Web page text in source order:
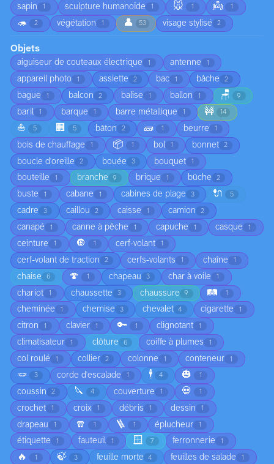
sapin 1 sculpture humanoïde 1 🐭 1 👼 1
🦔 2 végétation 1 👤 53 visage stylisé 2
Objets
aiguiseur de couteaux électrique 1 antenne 1
appareil photo 1 assiette 2 bac 1 bâche 2
bague 1 balcon 2 balise 1 ballon 1 🪑 9
baril 1 barque 1 barre métallique 1 🚧 14
⛵ 5 🏢 5 bâton 2 🧱 1 beurre 1
bois de chauffage 1 📦 1 bol 1 bonnet 2
boucle d'oreille 2 bouée 3 bouquet 1
bouteille 1 branche 9 brique 1 bûche 2
buste 1 cabane 1 cabines de plage 3 🔌 5
cadre 3 caillou 2 caisse 1 camion 2
canapé 1 canne à pêche 1 capuche 1 casque 1
ceinture 1 🔘 1 cerf-volant 1
cerf-volant de traction 2 cerfs-volants 1 chaîne 1
chaise 6 🍄 1 chapeau 3 char à voile 1
chariot 1 chaussette 3 chaussure 9 🛤️ 1
cheminée 1 chemise 3 chevalet 4 cigarette 1
citron 1 clavier 1 🔑 1 clignotant 1
climatisateur 1 clôture 6 coiffe à plumes 1
col roulé 1 collier 2 colonne 1 conteneur 1
🪢 3 corde d'escalade 1 🕴️ 4 🎃 1
coussin 2 🔪 4 couverture 1 💀 1
crochet 1 croix 1 débris 1 dessin 1
drapeau 1 🧣 1 🪜 1 éplucheur 1
étiquette 1 fauteuil 1 🪟 7 ferronnerie 1
🔥 1 🍃 3 feuille morte 4 feuilles de salade 1